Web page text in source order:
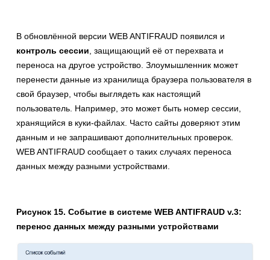
В обновлённой версии WEB ANTIFRAUD появился и
контроль сессии, защищающий её от перехвата и
переноса на другое устройство. Злоумышленник может
перенести данные из хранилища браузера пользователя в
свой браузер, чтобы выглядеть как настоящий
пользователь. Например, это может быть номер сессии,
хранящийся в куки-файлах. Часто сайты доверяют этим
данным и не запрашивают дополнительных проверок.
WEB ANTIFRAUD сообщает о таких случаях переноса
данных между разными устройствами.
Рисунок 15. Событие в системе WEB ANTIFRAUD v.3:
перенос данных между разными устройствами